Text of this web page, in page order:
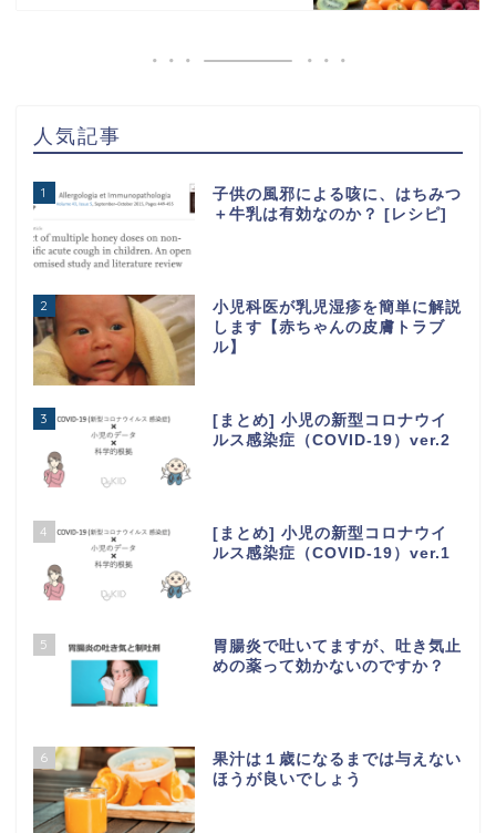
人気記事
1
子供の風邪による咳に、はちみつ
＋牛乳は有効なのか？ [レシピ]
2
小児科医が乳児湿疹を簡単に解説
します【赤ちゃんの皮膚トラブ
ル】
3
[まとめ] 小児の新型コロナウイ
ルス感染症（COVID-19）ver.2
4
[まとめ] 小児の新型コロナウイ
ルス感染症（COVID-19）ver.1
5
胃腸炎で吐いてますが、吐き気止
めの薬って効かないのですか？
6
果汁は１歳になるまでは与えない
ほうが良いでしょう